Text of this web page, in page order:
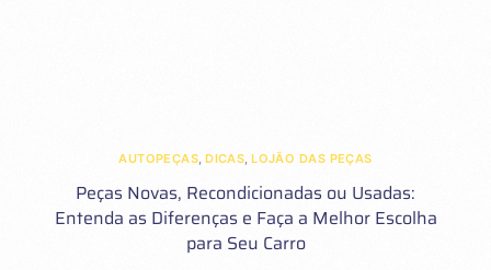
AUTOPEÇAS,DICAS,LOJÃO DAS PEÇAS
Peças Novas, Recondicionadas ou Usadas:
Entenda as Diferenças e Faça a Melhor Escolha
para Seu Carro